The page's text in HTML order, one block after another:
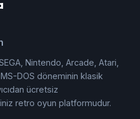
Nintendo, Arcade, Atari,
DOS döneminin klasik
ücretsiz
retro oyun platformudur.